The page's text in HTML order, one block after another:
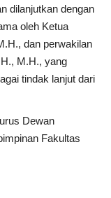
dilanjutkan dengan
oleh Ketua
dan perwakilan
M.H., yang
tindak lanjut dari
Dewan
Fakultas